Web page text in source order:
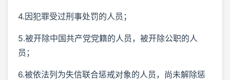
4.因犯罪受过刑事处罚的人员；
5.被开除中国共产党党籍的人员，被开除公职的人
员；
6.被依法列为失信联合惩戒对象的人员，尚未解除惩